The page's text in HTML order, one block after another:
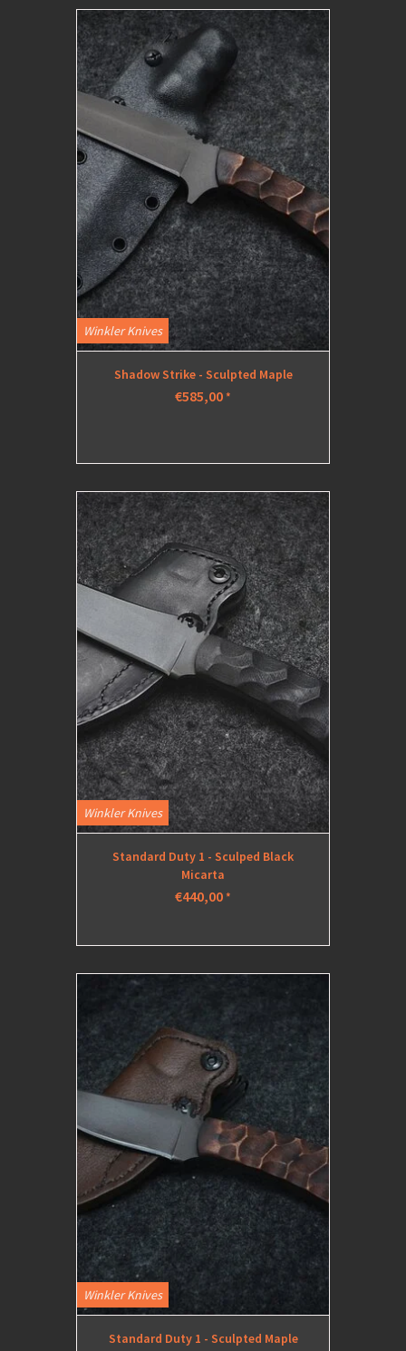
Winkler Knives
Shadow Strike - Sculpted Maple
€585,00*
Winkler Knives
Standard Duty 1 - Sculped Black
Micarta
€440,00*
Winkler Knives
Standard Duty 1 - Sculpted Maple